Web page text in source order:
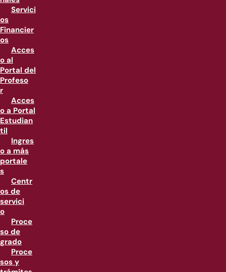
Servici
os
Financier
os
Acces
o al
Portal del
Profeso
r
Acces
o a Portal
Estudian
til
Ingres
o a más
portale
s
Centr
os de
servici
o
Proce
so de
grado
Proce
sos y